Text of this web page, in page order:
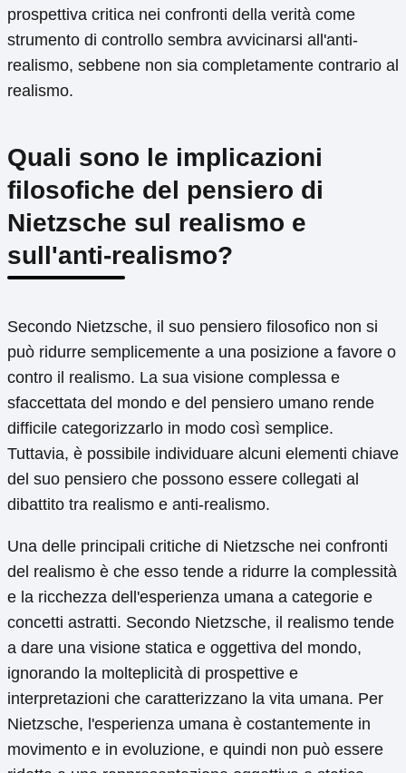
prospettiva critica nei confronti della verità come
strumento di controllo sembra avvicinarsi all'anti-
realismo, sebbene non sia completamente contrario al
realismo.
Quali sono le implicazioni
filosofiche del pensiero di
Nietzsche sul realismo e
sull'anti-realismo?
Secondo Nietzsche, il suo pensiero filosofico non si
può ridurre semplicemente a una posizione a favore o
contro il realismo. La sua visione complessa e
sfaccettata del mondo e del pensiero umano rende
difficile categorizzarlo in modo così semplice.
Tuttavia, è possibile individuare alcuni elementi chiave
del suo pensiero che possono essere collegati al
dibattito tra realismo e anti-realismo.
Una delle principali critiche di Nietzsche nei confronti
del realismo è che esso tende a ridurre la complessità
e la ricchezza dell'esperienza umana a categorie e
concetti astratti. Secondo Nietzsche, il realismo tende
a dare una visione statica e oggettiva del mondo,
ignorando la molteplicità di prospettive e
interpretazioni che caratterizzano la vita umana. Per
Nietzsche, l'esperienza umana è costantemente in
movimento e in evoluzione, e quindi non può essere